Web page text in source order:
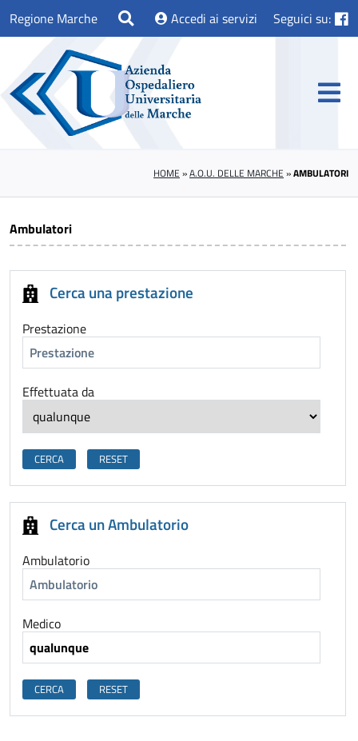
Regione Marche Accedi ai servizi Seguici su:
HOME »A.O.U. DELLE MARCHE »AMBULATORI
Ambulatori
Cerca una prestazione
Prestazione
Effettuata da
Cerca un Ambulatorio
Ambulatorio
Medico